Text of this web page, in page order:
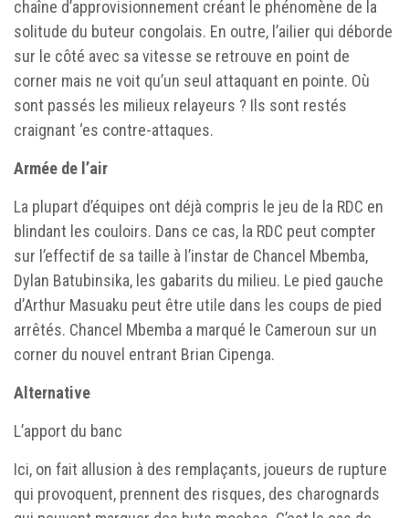
chaîne d’approvisionnement créant le phénomène de la
solitude du buteur congolais. En outre, l’ailier qui déborde
sur le côté avec sa vitesse se retrouve en point de
corner mais ne voit qu’un seul attaquant en pointe. Où
sont passés les milieux relayeurs ? Ils sont restés
craignant ‘es contre-attaques.
Armée de l’air
La plupart d’équipes ont déjà compris le jeu de la RDC en
blindant les couloirs. Dans ce cas, la RDC peut compter
sur l’effectif de sa taille à l’instar de Chancel Mbemba,
Dylan Batubinsika, les gabarits du milieu. Le pied gauche
d’Arthur Masuaku peut être utile dans les coups de pied
arrêtés. Chancel Mbemba a marqué le Cameroun sur un
corner du nouvel entrant Brian Cipenga.
Alternative
L’apport du banc
Ici, on fait allusion à des remplaçants, joueurs de rupture
qui provoquent, prennent des risques, des charognards